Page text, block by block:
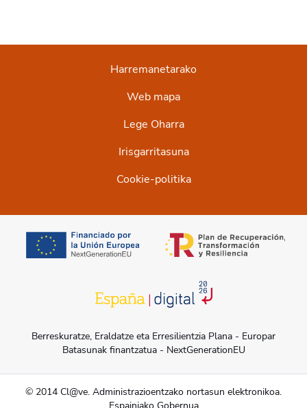
Harremanetarako
Web mapa
Lege Oharra
Irisgarritasuna
Cookie-politika
opens in a new tab opens in a new
opens in a new tab
Berreskuratze, Eraldatze eta Erresilientzia Plana - Europar
Batasunak finantzatua - NextGenerationEU
© 2014 Cl@ve. Administrazioentzako nortasun elektronikoa.